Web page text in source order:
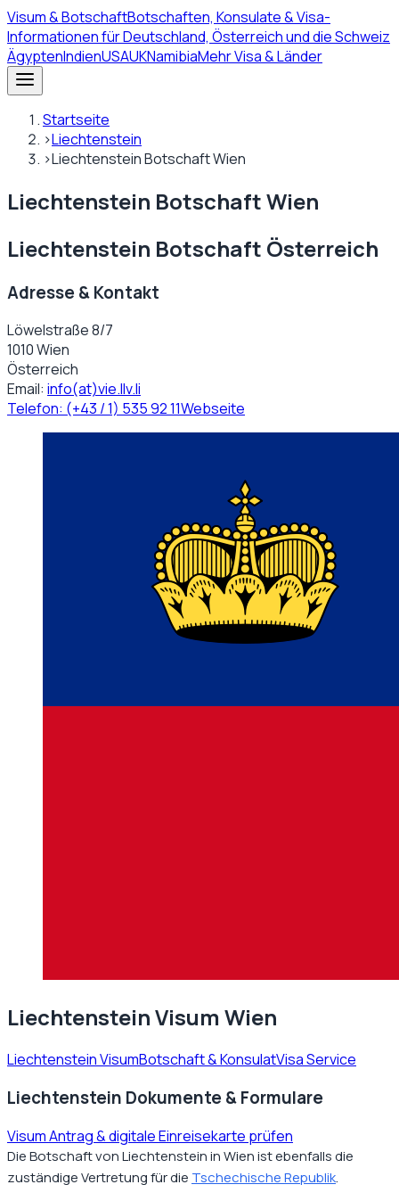
Visum& BotschaftBotschaften, Konsulate & Visa-
Informationen für Deutschland, Österreich und die Schweiz
ÄgyptenIndienUSAUKNamibiaMehr Visa & Länder
Startseite
›Liechtenstein
›Liechtenstein Botschaft Wien
Liechtenstein Botschaft Wien
Liechtenstein Botschaft Österreich
Adresse & Kontakt
Löwelstraße 8/7
1010 Wien
Österreich
Email: info(at)vie.llv.li
Telefon: (+43 / 1) 535 92 11Webseite
Liechtenstein Visum Wien
Liechtenstein VisumBotschaft & KonsulatVisa Service
Liechtenstein Dokumente & Formulare
Visum Antrag & digitale Einreisekarte prüfen
Die Botschaft von Liechtenstein in Wien ist ebenfalls die
zuständige Vertretung für die Tschechische Republik.